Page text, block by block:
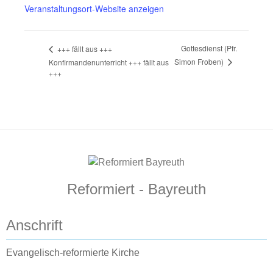
Veranstaltungsort-Website anzeigen
+++ fällt aus +++
Konfirmandenunterricht +++ fällt aus
+++
Gottesdienst (Pfr.
Simon Froben)
Reformiert - Bayreuth
Anschrift
Evangelisch-reformierte Kirche